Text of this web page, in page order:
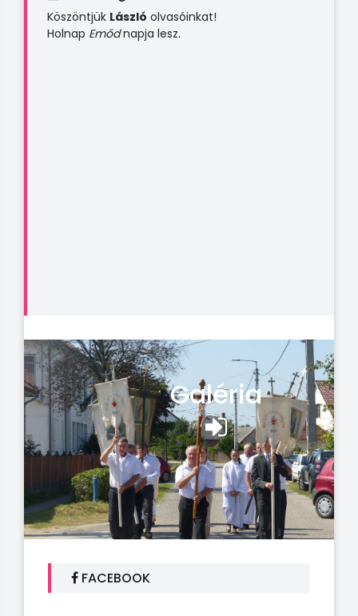
Köszöntjük László olvasóinkat!
Holnap Emődnapja lesz.
Galéria
FACEBOOK